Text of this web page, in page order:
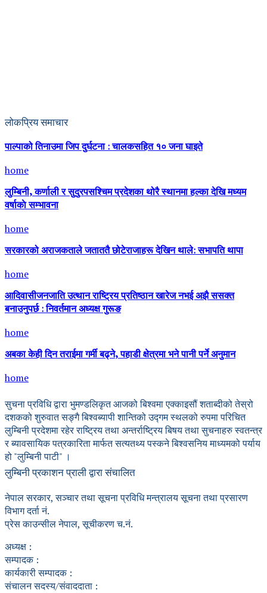
लोकप्रिय समाचार
पाल्पाको तिनाउमा जिप दुर्घटना : चालकसहित १० जना घाइते
home
लुम्बिनी, कर्णाली र सुदुरपसश्चिम प्रदेशका थोरै स्थानमा हल्का देखि मध्यम
वर्षाकाे सम्भावना
home
सरकारको अराजकताले जताततै छोटेराजाहरू देखिन थाले: सभापति थापा
home
आदिवासीजनजाति उत्थान राष्ट्रिय प्रतिष्ठान खारेज नभई अझै ससक्त
बनाउनुपर्छ : निवर्तमान अध्यक्ष गुरूङ
home
अबका केही दिन तराईमा गर्मी बढ्ने, पहाडी क्षेत्रमा भने पानी पर्ने अनुमान
home
सुचना प्रविधि द्वारा भुमण्डलिकृत आजको बिश्वमा एक्काइसौं शताब्दीको तेस्रो
दशकको शुरुवात सङ्गै बिश्वब्यापी शान्तिको उद्गम स्थलको रुपमा परिचित
लुम्बिनी प्रदेशमा रहेर राष्ट्रिय तथा अन्तर्राष्ट्रिय बिषय तथा सुचनाहरु स्वतन्त्र
र ब्यावसायिक पत्रकारिता मार्फत सत्यतथ्य पस्कने बिश्वसनिय माध्यमको पर्याय
हो "लुम्बिनी पाटी" ।
लुम्बिनी प्रकाशन प्राली द्वारा संचालित
नेपाल सरकार, सञ्चार तथा सूचना प्रविधि मन्त्रालय सूचना तथा प्रसारण
विभाग दर्ता नं.
प्रेस काउन्सील नेपाल, सूचीकरण च.नं.
अध्यक्ष :
सम्पादक :
कार्यकारी सम्पादक :
संचालन सदस्य/संवाददाता :